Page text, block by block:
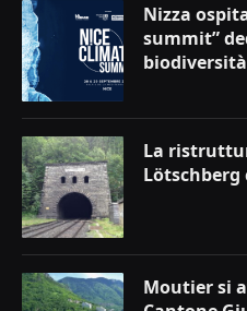
Nizza
summit”
biodiversità
La
Lötschberg
Moutier si